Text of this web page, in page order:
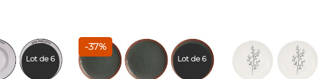
Lot de 6
-37%
Lot de 6